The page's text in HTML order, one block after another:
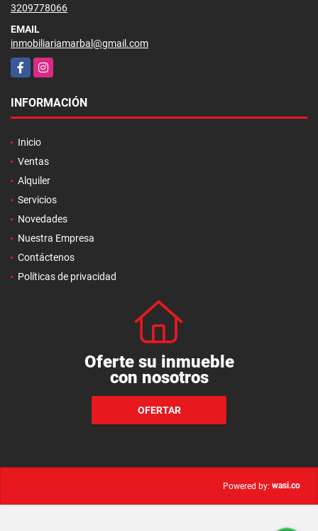
3209778066
EMAIL
inmobiliariamarbal@gmail.com
FacebookInstagram
INFORMACIÓN
Inicio
Ventas
Alquiler
Servicios
Novedades
Nuestra Empresa
Contáctenos
Políticas de privacidad
Oferte su inmueble
con nosotros
OFERTAR
Powered by: wasi.co